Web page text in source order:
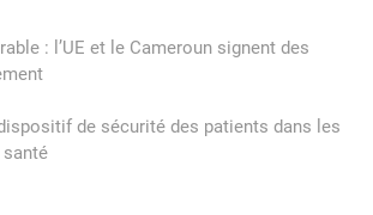
: l’UE et le Cameroun signent des
de sécurité des patients dans les